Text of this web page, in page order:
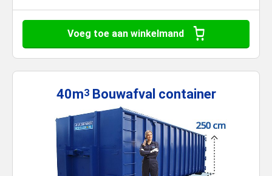
Voeg toe aan winkelmand
40m3 Bouwafval container